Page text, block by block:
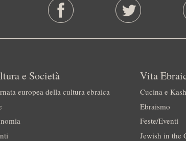
e Società
europea della cultura ebraica
Vita
Cucina e
Ebraismo
Feste/Eventi
Jewish in the